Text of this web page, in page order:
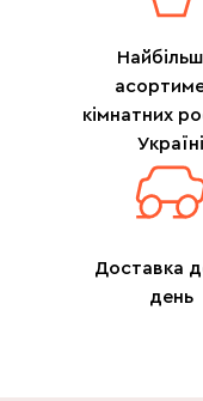
кімнатних
Україні
Доставка
день